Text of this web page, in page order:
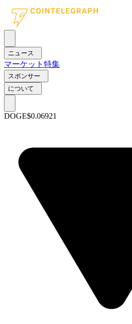
ニュース
マーケット 特集
スポンサー
について
DOGE$0.06921